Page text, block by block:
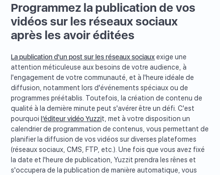
Programmez la publication de vos
vidéos sur les réseaux sociaux
après les avoir éditées
La publication d'un post sur les réseaux sociauxexige une
attention méticuleuse aux besoins de votre audience, à
l'engagement de votre communauté, et à l'heure idéale de
diffusion, notamment lors d'événements spéciaux ou de
programmes préétablis. Toutefois, la création de contenu de
qualité à la dernière minute peut s'avérer être un défi. C'est
pourquoil’éditeur vidéo Yuzzit, met à votre disposition un
calendrier de programmation de contenus, vous permettant de
planifier la diffusion de vos vidéos sur diverses plateformes
(réseaux sociaux, CMS, FTP, etc.). Une fois que vous avez fixé
la date et l'heure de publication, Yuzzit prendra les rênes et
s'occupera de la publication de manière automatique, vous